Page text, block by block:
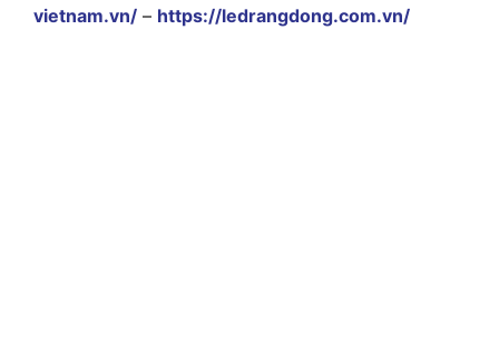
vietnam.vn/ – https://ledrangdong.com.vn/